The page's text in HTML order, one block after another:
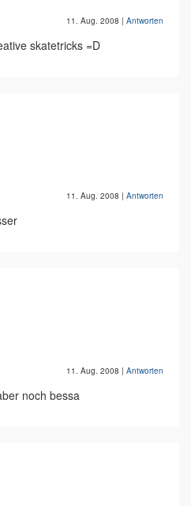
11. Aug. 2008 | Antworten
skatetricks =D
11. Aug. 2008 | Antworten
11. Aug. 2008 | Antworten
noch bessa